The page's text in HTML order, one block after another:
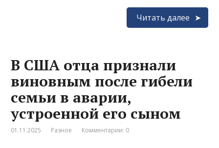
Читать далее
В США отца признали
виновным после гибели
семьи в аварии,
устроенной его сыном
01.11.2025 Разное Комментарии: 0